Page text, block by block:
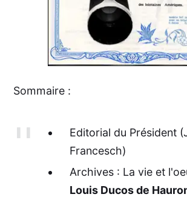
Sommaire :
Editorial du Président
Francesch)
Archives : La vie et
Louis Ducos de